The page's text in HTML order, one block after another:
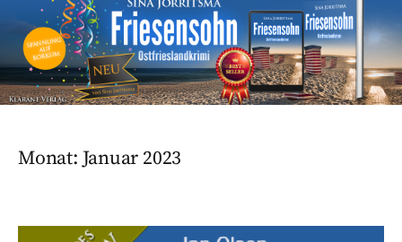
Monat:Januar 2023